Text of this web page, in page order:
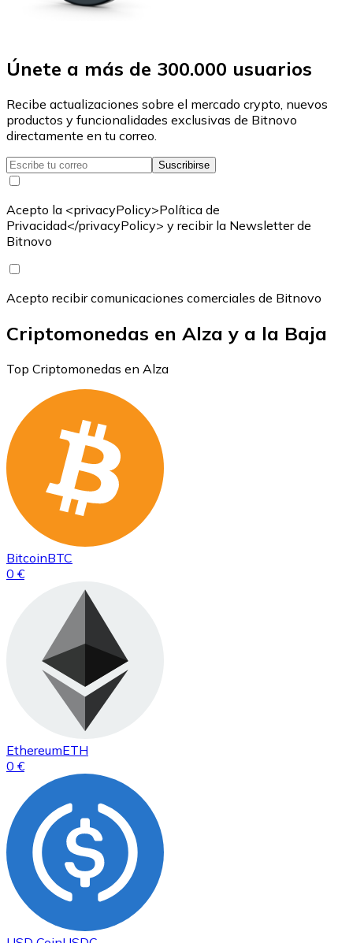
Únete a más de 300.000 usuarios
Recibe actualizaciones sobre el mercado crypto, nuevos
productos y funcionalidades exclusivas de Bitnovo
directamente en tu correo.
Suscribirse
Acepto la <privacyPolicy>Política de
Privacidad</privacyPolicy> y recibir la Newsletter de
Bitnovo
Acepto recibir comunicaciones comerciales de Bitnovo
Criptomonedas en Alza y a la Baja
Top Criptomonedas en Alza
BitcoinBTC
0 €
EthereumETH
0 €